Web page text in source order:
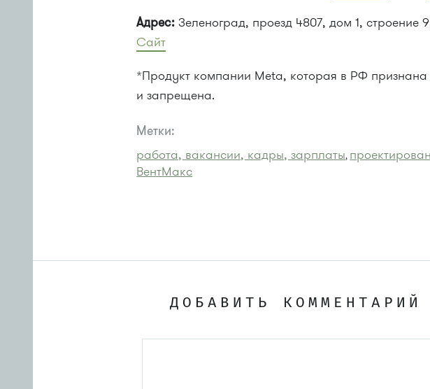
Адрес: Зеленоград, проезд 4807, дом 1, строение
Сайт
*Продукт компании Meta, которая в РФ признана
и запрещена.
Метки:
работа, вакансии, кадры, зарплаты,
ВентМакс
ДОБАВИТЬ КОММЕНТАРИЙ